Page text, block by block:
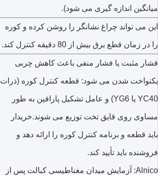
میانگین اندازه گیری می شود).
این می تواند چراغ نشانگر را روشن کرده و کوره
را در زمان قطع برق بیش از 80 دقیقه کنترل کند.
فشار مثبت یا فشار منفی باعث کاهش چربی
یکنواخت شدن می شود: قطعه کنترل کوره (ذرات
YC40 یا YG6) و عامل تشکیل پارافین به طور
مساوی روی قایق تخت توزیع می شوند.خریدار
باید قطعه و برنامه کنترل کوره را ارائه دهد و
فروشنده باید تأیید کند.
Alnico: آزمایش میدان مغناطیسی کبالت پس از